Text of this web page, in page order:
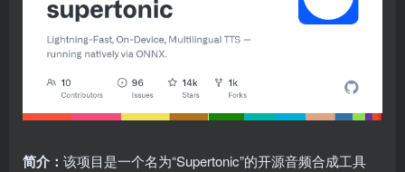
简介： 该项目是一个名为“Supertonic”的开源音频合成工具